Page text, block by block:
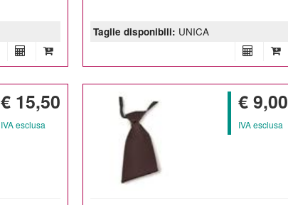
Taglie disponibili: UNICA
€ 15,50
IVA esclusa
€ 9,00
IVA esclusa